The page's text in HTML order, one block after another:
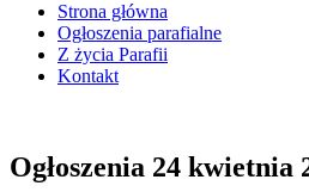
Strona główna
Ogłoszenia parafialne
Z życia Parafii
Kontakt
Ogłoszenia 24 kwietnia